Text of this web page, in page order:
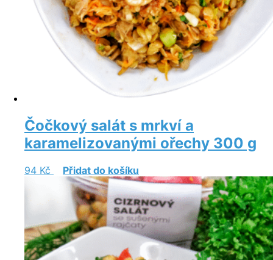
Čočkový salát s mrkví a
karamelizovanými ořechy 300 g
94 Kč Přidat do košíku